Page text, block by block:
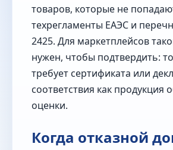
товаров, которые не
техрегламенты ЕАЭС и
2425. Для маркетплейсов
нужен, чтобы подтвердить:
требует сертификата или
соответствия как продукция
оценки.
Когда отказной